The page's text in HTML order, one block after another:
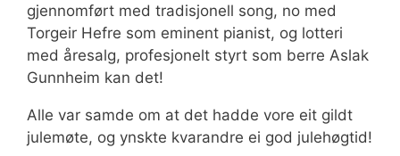
gjennomført med tradisjonell song, no med
Torgeir Hefre som eminent pianist, og lotteri
med åresalg, profesjonelt styrt som berre Aslak
Gunnheim kan det!
Alle var samde om at det hadde vore eit gildt
julemøte, og ynskte kvarandre ei god julehøgtid!